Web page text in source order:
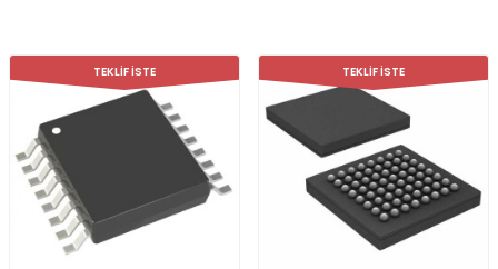
TEKLİF İSTE TEKLİF İSTE